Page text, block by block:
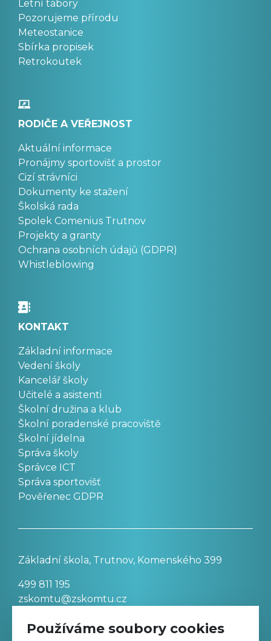
Letní tábory
Pozorujeme přírodu
Meteostanice
Sbírka propisek
Retrokoutek
RODIČE A VEŘEJNOST
Aktuální informace
Pronájmy sportovišť a prostor
Cizí strávníci
Dokumenty ke stažení
Školská rada
Spolek Comenius Trutnov
Projekty a granty
Ochrana osobních údajů (GDPR)
Whistleblowing
KONTAKT
Základní informace
Vedení školy
Kancelář školy
Učitelé a asistenti
Školní družina a klub
Školní poradenské pracoviště
Školní jídelna
Správa školy
Správce ICT
Správa sportovišť
Pověřenec GDPR
Základní škola, Trutnov, Komenského 399
499 811 195
zskomtu@zskomtu.cz
Používáme soubory cookies